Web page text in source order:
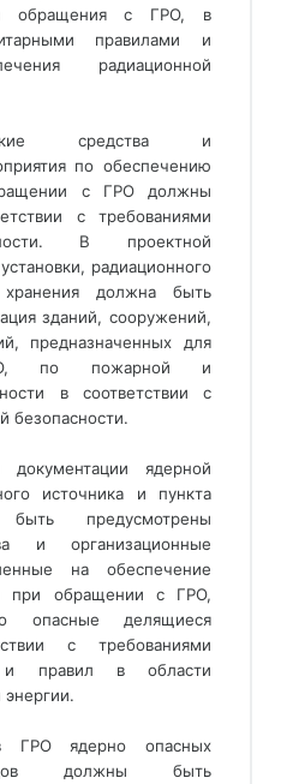
обращения с ГРО, в
правилами и
радиационной
средства и
по обеспечению
с ГРО должны
с требованиями
В проектной
радиационного
должна быть
зданий, сооружений,
предназначенных для
по пожарной и
в соответствии с
безопасности.
ядерной
источника и пункта
предусмотрены
и организационные
на обеспечение
при обращении с ГРО,
опасные делящиеся
с требованиями
и правил в области
энергии.
ГРО ядерно опасных
должны быть